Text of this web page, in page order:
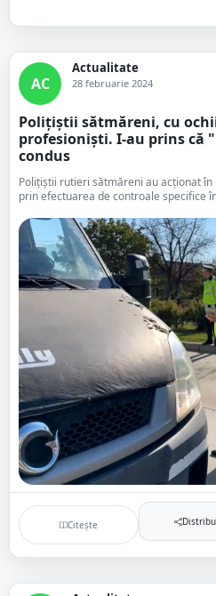
AC
Actualitate
28 februarie 2024
Polițiștii sătmăreni, cu
profesioniști. I-au prins că
condus
Polițiștii rutieri sătmăreni au acționat
prin efectuarea de controale specifice
Citește